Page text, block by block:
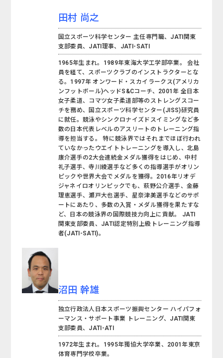
田村 尚之
国立スポーツ科学センター 主任専門職、JATI関東
支部委員、JATI理事、JATI-SATI
1965年生まれ。1989年東海大学工学部卒業。 会社
員を経て、スポーツクラブのインストラクターとな
る。1997年 オンワード・スカイラークス(アメリカ
ンフットボール)ヘッドS&Cコーチ、2001年 全日本
女子柔道、コマツ女子柔道部等のストレングスコー
チを務め、国立スポーツ科学センター(JISS)研究員
に就任。競泳やシンクロナイズドスイミングなど多
数の日本代表レベルのアスリートのトレーニング指
導を担当する。 特に競泳界ではそれまでほぼ行われ
ていなかったウエイトトレーニングを導入し、北島
康介選手の2大会連続金メダル獲得をはじめ、中村
礼子選手、寺川綾選手など多くの指導選手がオリン
ピックや世界大会でメダルを獲得。2016年リオデ
ジャネイロオリンピックでも、萩野公介選手、金藤
理恵選手、瀬戸大也選手、星奈津美選手などのサポ
ートにあたり、多数の入賞・メダル獲得を果たすな
ど、日本の競泳界の国際競技力向上に貢献。 JATI
関東支部委員、JATI認定特別上級トレーニング指導
者(JATI-SATI)。
沼田 幹雄
独立行政法人日本スポーツ振興センター ハイパフォ
ーマンス・サポート事業 トレーニング、JATI関東
支部委員、JATI-ATI
1972年生まれ。1995年獨協大学卒業、2001年東京
体育専門学校卒業。